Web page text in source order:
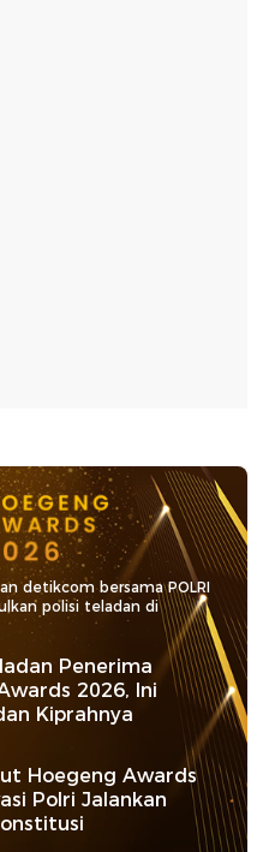
detikcom bersama POLRI
polisi teladan di
Penerima
2026, Ini
Kiprahnya
Hoegeng Awards
Polri Jalankan